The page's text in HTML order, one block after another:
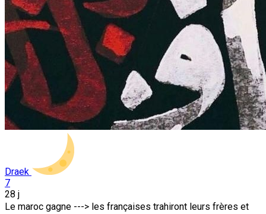
Draek
7
28 j
Le maroc gagne ---> les françaises trahiront leurs frères et